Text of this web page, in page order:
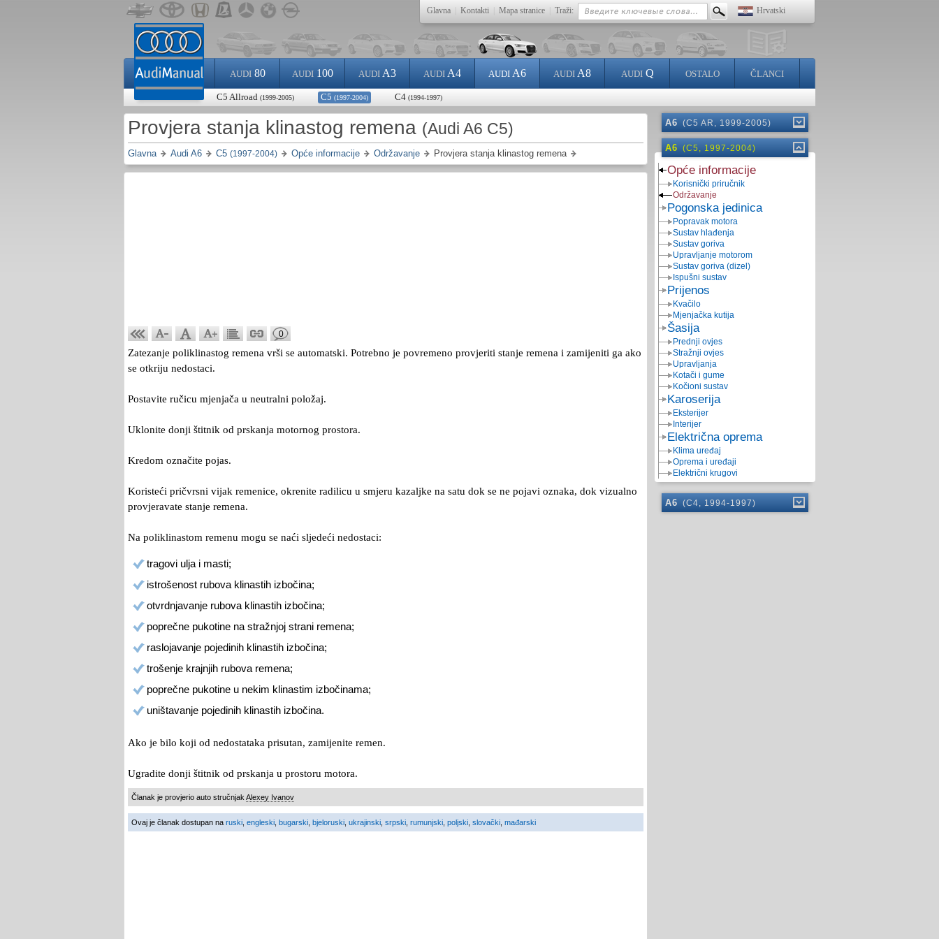
Glavna Kontakti Mapa stranice Traži: Hrvatski
AUDI80 AUDI100 AUDI A3 AUDI A4 AUDI A6 AUDI A8 AUDIQ OSTALO ČLANCI
C5 Allroad (1999-2005) C5 (1997-2004) C4 (1994-1997)
Provjera stanja klinastog remena (Audi A6 C5)
Glavna Audi A6 C5 (1997-2004) Opće informacije Održavanje Provjera stanja klinastog remena
0
Zatezanje poliklinastog remena vrši se automatski. Potrebno je povremeno provjeriti stanje remena i zamijeniti ga ako
se otkriju nedostaci.
Postavite ručicu mjenjača u neutralni položaj.
Uklonite donji štitnik od prskanja motornog prostora.
Kredom označite pojas.
Koristeći pričvrsni vijak remenice, okrenite radilicu u smjeru kazaljke na satu dok se ne pojavi oznaka, dok vizualno
provjeravate stanje remena.
Na poliklinastom remenu mogu se naći sljedeći nedostaci:
tragovi ulja i masti;
istrošenost rubova klinastih izbočina;
otvrdnjavanje rubova klinastih izbočina;
poprečne pukotine na stražnjoj strani remena;
raslojavanje pojedinih klinastih izbočina;
trošenje krajnjih rubova remena;
poprečne pukotine u nekim klinastim izbočinama;
uništavanje pojedinih klinastih izbočina.
Ako je bilo koji od nedostataka prisutan, zamijenite remen.
Ugradite donji štitnik od prskanja u prostoru motora.
Članak je provjerio auto stručnjak Alexey Ivanov
Ovaj je članak dostupan na ruski engleski bugarski bjeloruski ukrajinski srpski rumunjski poljski slovački mađarski
A6 (C5 AR, 1999-2005)
A6 (C5, 1997-2004)
Opće informacije
Korisnički priručnik
Održavanje
Pogonska jedinica
Popravak motora
Sustav hlađenja
Sustav goriva
Upravljanje motorom
Sustav goriva (dizel)
Ispušni sustav
Prijenos
Kvačilo
Mjenjačka kutija
Šasija
Prednji ovjes
Stražnji ovjes
Upravljanja
Kotači i gume
Kočioni sustav
Karoserija
Eksterijer
Interijer
Električna oprema
Klima uređaj
Oprema i uređaji
Električni krugovi
A6 (C4, 1994-1997)